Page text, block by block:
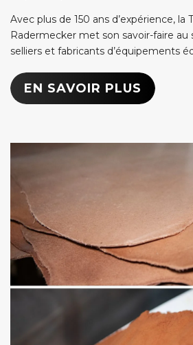
Avec plus de 150 ans d’expérience, la
Radermecker met son savoir-faire au
selliers et fabricants d’équipements
EN SAVOIR PLUS